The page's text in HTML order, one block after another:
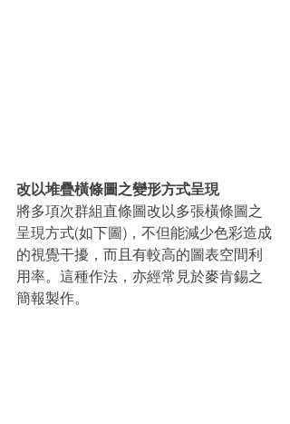
改以堆疊橫條圖之變形方式呈現
將多項次群組直條圖改以多張橫條圖之
呈現方式(如下圖)，不但能減少色彩造成
的視覺干擾，而且有較高的圖表空間利
用率。這種作法，亦經常見於麥肯錫之
簡報製作。